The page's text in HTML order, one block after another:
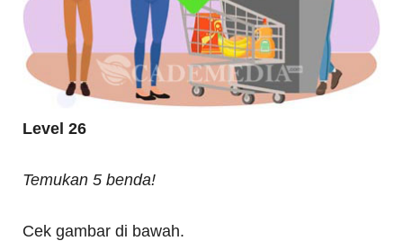
Level 26
Temukan 5 benda!
Cek gambar di bawah.